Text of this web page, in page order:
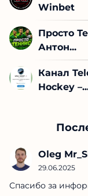
Winbet
Просто
Антон...
Канал
Hockey
Oleg
29.06.2025
Спасибо за